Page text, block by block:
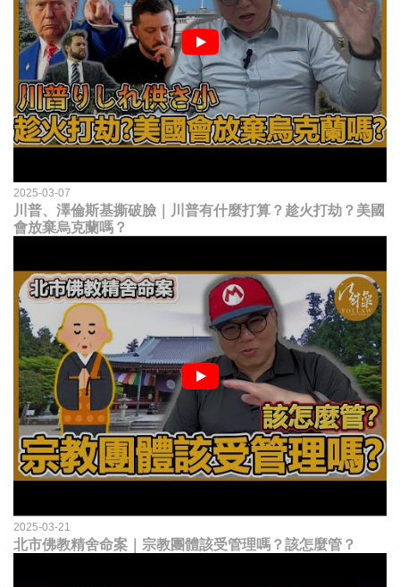
2025-03-07
川普、澤倫斯基撕破臉｜川普有什麼打算？趁火打劫？美國
會放棄烏克蘭嗎？
2025-03-21
北市佛教精舍命案｜宗教團體該受管理嗎？該怎麼管？